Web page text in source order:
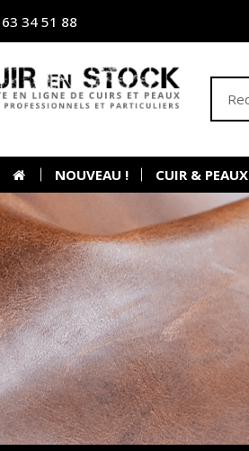
34 51 88
NOUVEAU ! CUIR & PEAUX